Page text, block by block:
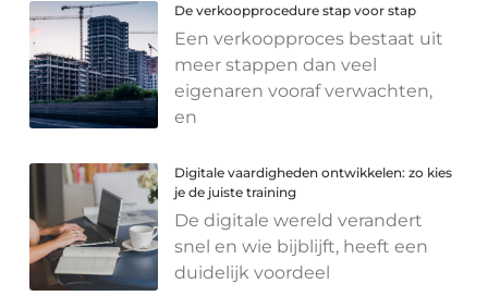
De verkoopprocedure stap voor stap
Een verkoopproces bestaat uit
meer stappen dan veel
eigenaren vooraf verwachten,
en
Digitale vaardigheden ontwikkelen: zo kies
je de juiste training
De digitale wereld verandert
snel en wie bijblijft, heeft een
duidelijk voordeel